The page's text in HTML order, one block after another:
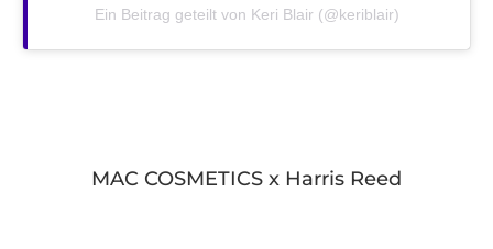
Ein Beitrag geteilt von Keri Blair (@keriblair)
MAC COSMETICS x Harris Reed